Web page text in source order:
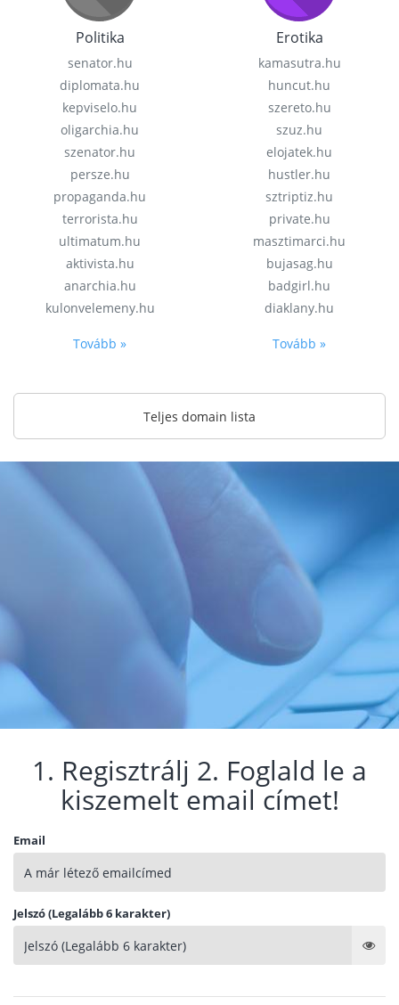
Politika
senator.hu
diplomata.hu
kepviselo.hu
oligarchia.hu
szenator.hu
persze.hu
propaganda.hu
terrorista.hu
ultimatum.hu
aktivista.hu
anarchia.hu
kulonvelemeny.hu
Tovább »
Erotika
kamasutra.hu
huncut.hu
szereto.hu
szuz.hu
elojatek.hu
hustler.hu
sztriptiz.hu
private.hu
masztimarci.hu
bujasag.hu
badgirl.hu
diaklany.hu
Tovább »
Teljes domain lista
1. Regisztrálj 2. Foglald le a
kiszemelt email címet!
Email
Jelszó (Legalább 6 karakter)